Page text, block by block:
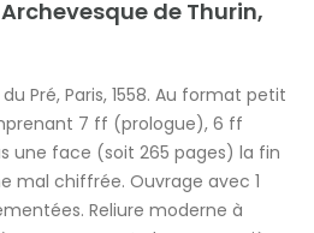
de Thurin,
Pré, Paris, 1558. Au format petit
7 ff (prologue), 6 ff
une face (soit 265 pages) la fin
mal chiffrée. Ouvrage avec 1
Reliure moderne à